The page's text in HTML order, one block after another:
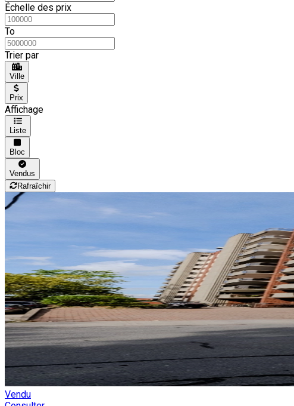
Échelle des prix
To
Trier par
Ville
Prix
Affichage
Liste
Bloc
Vendus
Rafraîchir
Vendu